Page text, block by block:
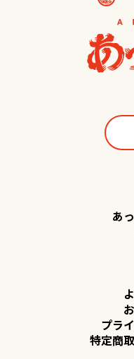
あ
プラ
特定商